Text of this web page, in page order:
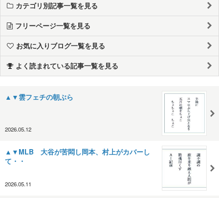
カテゴリ別記事一覧を見る
フリーページ一覧を見る
お気に入りブログ一覧を見る
よく読まれている記事一覧を見る
▲▼雲フェチの朝ぶら
2026.05.12
▲▼MLB 大谷が苦悶し岡本、村上がカバーし
て・・
2026.05.11